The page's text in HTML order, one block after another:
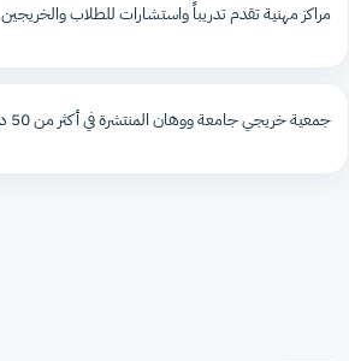
مراكز مهنية تقدم تدريباً واستشارات للطلاب والخريجين
جمعية خريجي جامعة ووهان المنتشرة في أكثر من 50 دولة